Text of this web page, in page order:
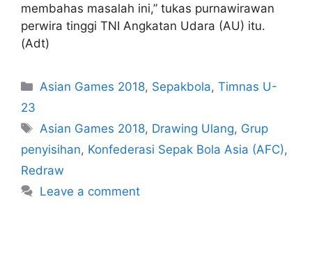
membahas masalah ini,” tukas purnawirawan
perwira tinggi TNI Angkatan Udara (AU) itu.
(Adt)
Asian Games 2018, Sepakbola,Timnas U-
23
Asian Games 2018, Drawing Ulang, Grup
penyisihan, Konfederasi Sepak Bola Asia (AFC),
Redraw
Leave a comment